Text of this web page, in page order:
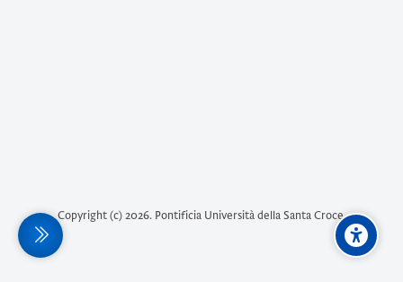
Copyright (c)2026. Pontificia Università della Santa Croce.